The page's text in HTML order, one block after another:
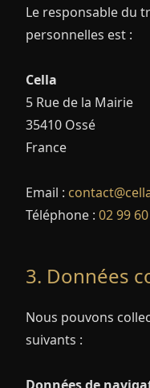
Le responsable du
personnelles est :
Cella
5 Rue de la Mairie
35410 Ossé
France
Email :
Téléphone : 02 99
3. Données
Nous pouvons
suivants :